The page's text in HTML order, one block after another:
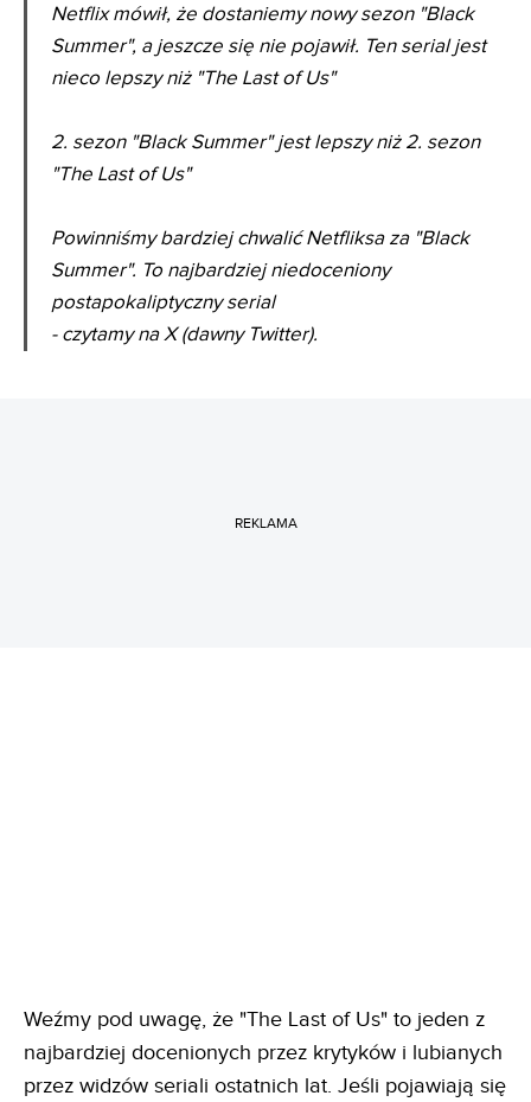
Netflix mówił, że dostaniemy nowy sezon "Black
Summer", a jeszcze się nie pojawił. Ten serial jest
nieco lepszy niż "The Last of Us"
2. sezon "Black Summer" jest lepszy niż 2. sezon
"The Last of Us"
Powinniśmy bardziej chwalić Netfliksa za "Black
Summer". To najbardziej niedoceniony
postapokaliptyczny serial
- czytamy na X (dawny Twitter).
REKLAMA
Weźmy pod uwagę, że "The Last of Us" to jeden z
najbardziej docenionych przez krytyków i lubianych
przez widzów seriali ostatnich lat. Jeśli pojawiają się